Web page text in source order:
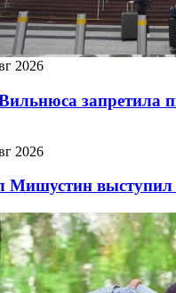
2026
запретила
2026
выступил